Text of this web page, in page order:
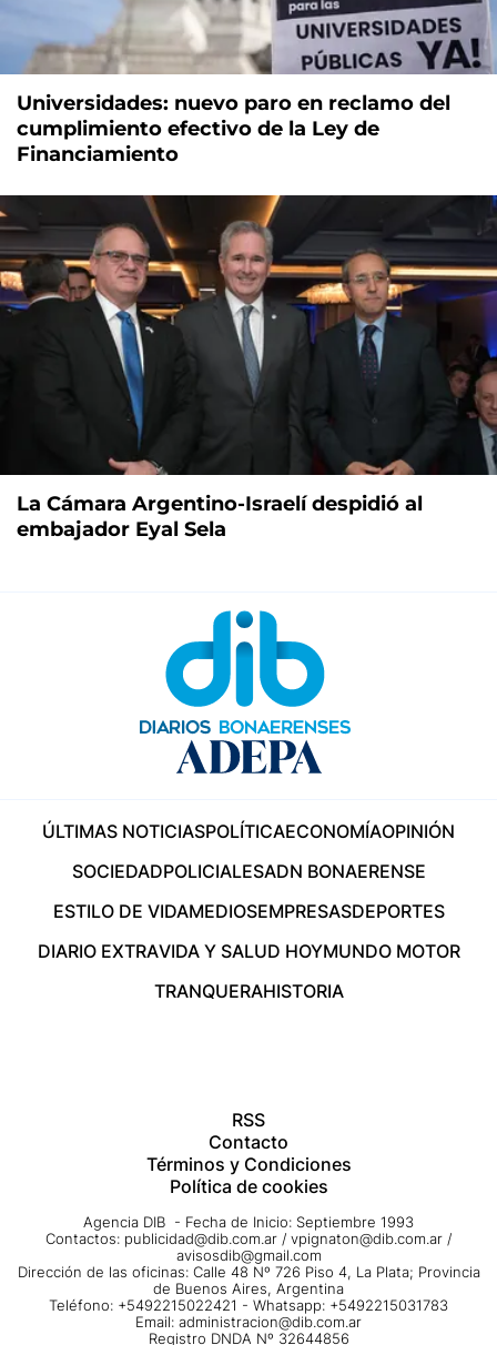
Universidades: nuevo paro en reclamo del
cumplimiento efectivo de la Ley de
Financiamiento
La Cámara Argentino-Israelí despidió al
embajador Eyal Sela
ÚLTIMAS NOTICIASPOLÍTICAECONOMÍAOPINIÓN
SOCIEDADPOLICIALESADN BONAERENSE
ESTILO DE VIDAMEDIOSEMPRESASDEPORTES
DIARIO EXTRAVIDA Y SALUD HOYMUNDO MOTOR
TRANQUERAHISTORIA
RSS
Contacto
Términos y Condiciones
Política de cookies
Agencia DIB - Fecha de Inicio: Septiembre 1993
Contactos: publicidad@dib.com.ar / vpignaton@dib.com.ar /
avisosdib@gmail.com
Dirección de las oficinas: Calle 48 Nº 726 Piso 4, La Plata; Provincia
de Buenos Aires, Argentina
Teléfono: +5492215022421 - Whatsapp: +5492215031783
Email: administracion@dib.com.ar
Registro DNDA Nº 32644856